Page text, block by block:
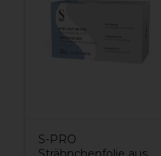
S-PRO